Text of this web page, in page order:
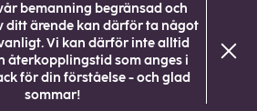
bemanning begränsad och
ditt ärende kan därför ta något
Vi kan därför inte alltid
återkopplingstid som anges i
för din förståelse - och glad
sommar!